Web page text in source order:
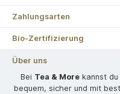
Zahlungsarten
Bio-Zertifizierung
Über uns
Bei Tea & Morekannst du
bequem, sicher und mit